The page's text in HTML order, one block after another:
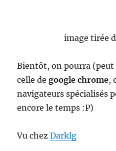
image tirée
Bientôt, on pourra
celle degoogle chrome,
navigateurs spécialisés
encore le temps :P)
Vu chezDarklg